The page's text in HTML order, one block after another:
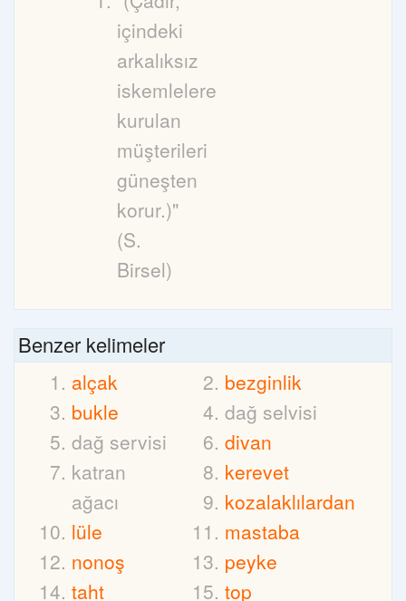
içindeki
arkalıksız
iskemlelere
kurulan
müşterileri
güneşten
korur.)"
(S.
Birsel)
Benzer kelimeler
alçak
bezginlik
bukle
dağ selvisi
dağ servisi
divan
katran
ağacı
kerevet
kozalaklılardan
lüle
mastaba
nonoş
peyke
taht
top